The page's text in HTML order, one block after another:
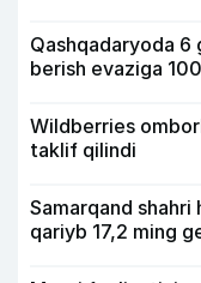
Qashqadaryoda
berish evaziga 100
Wildberries
taklif qilindi
Samarqand shahri
qariyb 17,2 ming